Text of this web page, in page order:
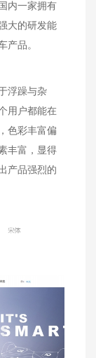
内一家拥有
大的研发能
产品。
浮躁与杂
用户都能在
色彩丰富偏
丰富，显得
产品强烈的